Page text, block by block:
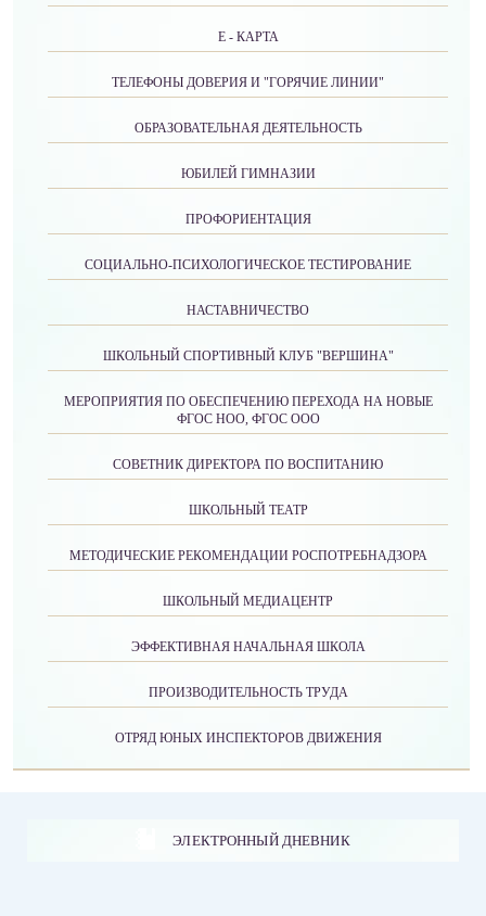
Е - КАРТА
ТЕЛЕФОНЫ ДОВЕРИЯ И "ГОРЯЧИЕ ЛИНИИ"
ОБРАЗОВАТЕЛЬНАЯ ДЕЯТЕЛЬНОСТЬ
ЮБИЛЕЙ ГИМНАЗИИ
ПРОФОРИЕНТАЦИЯ
СОЦИАЛЬНО-ПСИХОЛОГИЧЕСКОЕ ТЕСТИРОВАНИЕ
НАСТАВНИЧЕСТВО
ШКОЛЬНЫЙ СПОРТИВНЫЙ КЛУБ "ВЕРШИНА"
МЕРОПРИЯТИЯ ПО ОБЕСПЕЧЕНИЮ ПЕРЕХОДА НА НОВЫЕ
ФГОС НОО, ФГОС ООО
СОВЕТНИК ДИРЕКТОРА ПО ВОСПИТАНИЮ
ШКОЛЬНЫЙ ТЕАТР
МЕТОДИЧЕСКИЕ РЕКОМЕНДАЦИИ РОСПОТРЕБНАДЗОРА
ШКОЛЬНЫЙ МЕДИАЦЕНТР
ЭФФЕКТИВНАЯ НАЧАЛЬНАЯ ШКОЛА
ПРОИЗВОДИТЕЛЬНОСТЬ ТРУДА
ОТРЯД ЮНЫХ ИНСПЕКТОРОВ ДВИЖЕНИЯ
ЭЛЕКТРОННЫЙ ДНЕВНИК